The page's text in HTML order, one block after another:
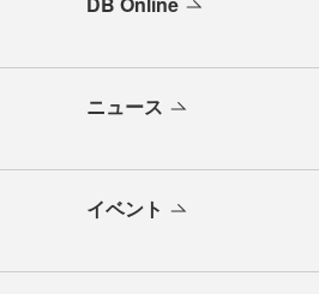
ニュース
イベント